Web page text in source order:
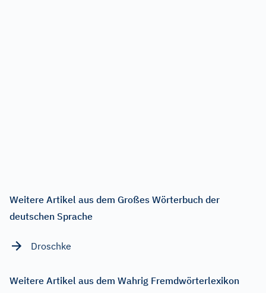
Weitere Artikel aus dem Großes Wörterbuch der
deutschen Sprache
Droschke
Weitere Artikel aus dem Wahrig Fremdwörterlexikon